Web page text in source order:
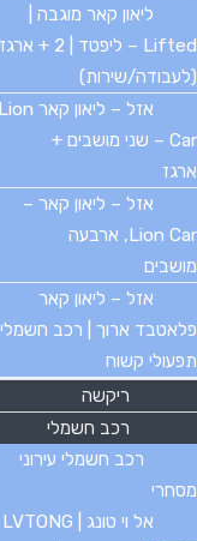
הבית הישראלי לרכבים
וריקשות — עם שירות
077-2312000
ליאון קאר מוגבה |
Lifted – ליפטד | 2 + ארגז
(לעבודה/שירות)
אזל – ליאון קאר Lion
Car – שני מושבים +
ארגז
אזל – ליאון קאר –
Lion Car, ארבעה
מושבים
אזל – ליאון קאר
פלאטבד ארוך | רכב חשמלי
תפעולי קשוח
ריקשה
רכב חשמלי
רכב חשמלי עירוני
מסחרי
אל וי טונג | LVTONG